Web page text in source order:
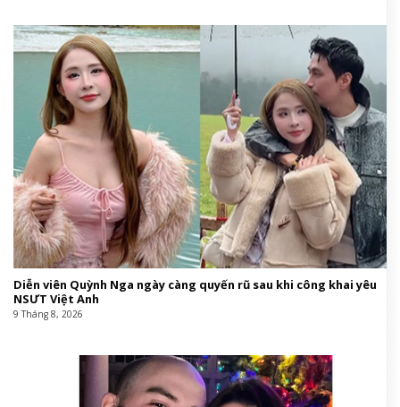
Diễn viên Quỳnh Nga ngày càng quyến rũ sau khi công khai yêu
NSƯT Việt Anh
9 Tháng 8, 2026